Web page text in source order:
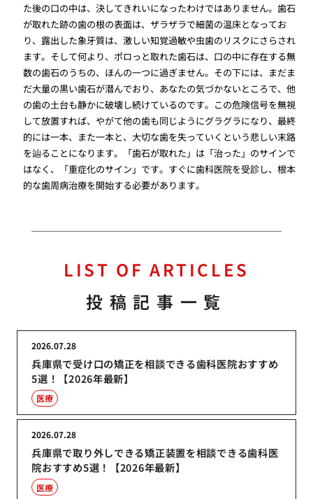
た後の口の中は、決してきれいになったわけではありません。歯石
が取れた跡の歯の根の表面は、ザラザラで細菌の温床となってお
り、露出した象牙質は、激しい知覚過敏や虫歯のリスクにさらされ
ます。そして何より、ポロっと取れた歯石は、口の中に存在する無
数の歯石のうちの、ほんの一つに過ぎません。その下には、まだま
だ大量の黒い歯石が潜んでおり、あなたの気づかないところで、他
の歯の土台も静かに破壊し続けているのです。この危険信号を無視
して放置すれば、やがて他の歯も同じようにグラグラになり、最終
的には一本、また一本と、大切な歯を失っていくという悲しい末路
を辿ることになります。「歯石が取れた」は「治った」のサインで
はなく、「重症化のサイン」です。すぐに歯科医院を受診し、根本
的な歯周病治療を開始する必要があります。
LIST OF ARTICLES
投稿記事一覧
兵庫県で受け口の矯正を相談できる歯科医院おすすめ
5選！【2026年最新】
2026.07.28
医療
兵庫県で取り外しできる矯正装置を相談できる歯科医
院おすすめ5選！【2026年最新】
2026.07.28
医療